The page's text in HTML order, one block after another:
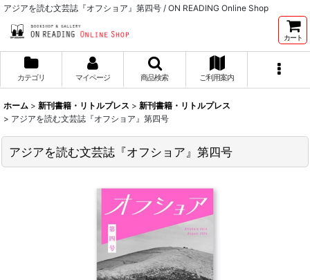
アジアを読む文芸誌『オフショア』第四号 / ON READING Online Shop
カート
カテゴリ マイページ 商品検索 ご利用案内
ホーム > 新刊書籍・リトルプレス > 新刊書籍・リトルプレス
> アジアを読む文芸誌『オフショア』第四号
アジアを読む文芸誌『オフショア』第四号